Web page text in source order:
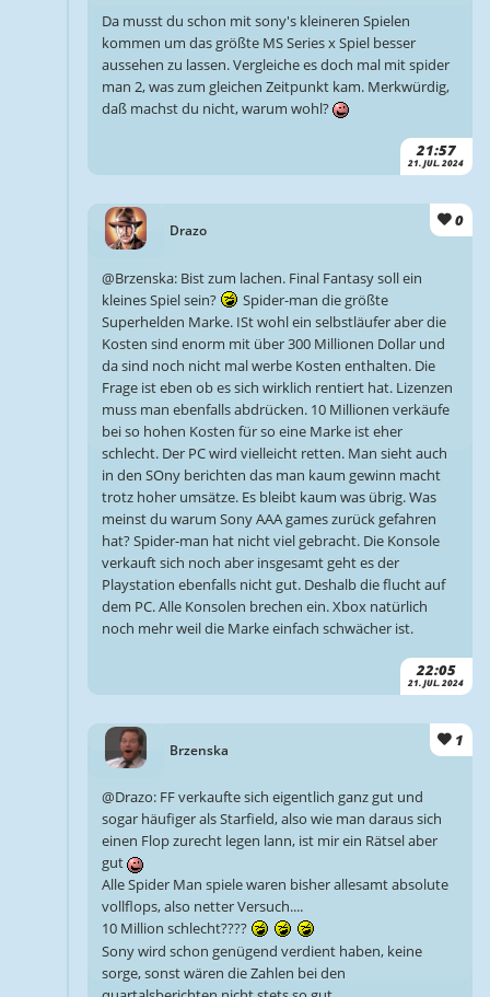
21:57
21. JUL. 2024
Da musst du schon mit sony's kleineren Spielen
kommen um das größte MS Series x Spiel besser
aussehen zu lassen. Vergleiche es doch mal mit spider
man 2, was zum gleichen Zeitpunkt kam. Merkwürdig,
daß machst du nicht, warum wohl?
Drazo
0
22:05
21. JUL. 2024
@Brzenska: Bist zum lachen. Final Fantasy soll ein
kleines Spiel sein?
Spider-man die größte
Superhelden Marke. ISt wohl ein selbstläufer aber die
Kosten sind enorm mit über 300 Millionen Dollar und
da sind noch nicht mal werbe Kosten enthalten. Die
Frage ist eben ob es sich wirklich rentiert hat. Lizenzen
muss man ebenfalls abdrücken. 10 Millionen verkäufe
bei so hohen Kosten für so eine Marke ist eher
schlecht. Der PC wird vielleicht retten. Man sieht auch
in den SOny berichten das man kaum gewinn macht
trotz hoher umsätze. Es bleibt kaum was übrig. Was
meinst du warum Sony AAA games zurück gefahren
hat? Spider-man hat nicht viel gebracht. Die Konsole
verkauft sich noch aber insgesamt geht es der
Playstation ebenfalls nicht gut. Deshalb die flucht auf
dem PC. Alle Konsolen brechen ein. Xbox natürlich
noch mehr weil die Marke einfach schwächer ist.
Brzenska
1
@Drazo: FF verkaufte sich eigentlich ganz gut und
sogar häufiger als Starfield, also wie man daraus sich
einen Flop zurecht legen lann, ist mir ein Rätsel aber
gut
Alle Spider Man spiele waren bisher allesamt absolute
vollflops, also netter Versuch....
10 Million schlecht????
Sony wird schon genügend verdient haben, keine
sorge, sonst wären die Zahlen bei den